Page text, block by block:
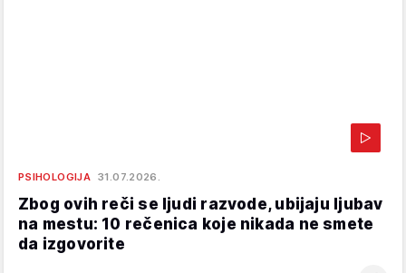
PSIHOLOGIJA 31.07.2026.
Zbog ovih reči se ljudi razvode, ubijaju ljubav
na mestu: 10 rečenica koje nikada ne smete
da izgovorite